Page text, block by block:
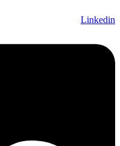
Linkedin